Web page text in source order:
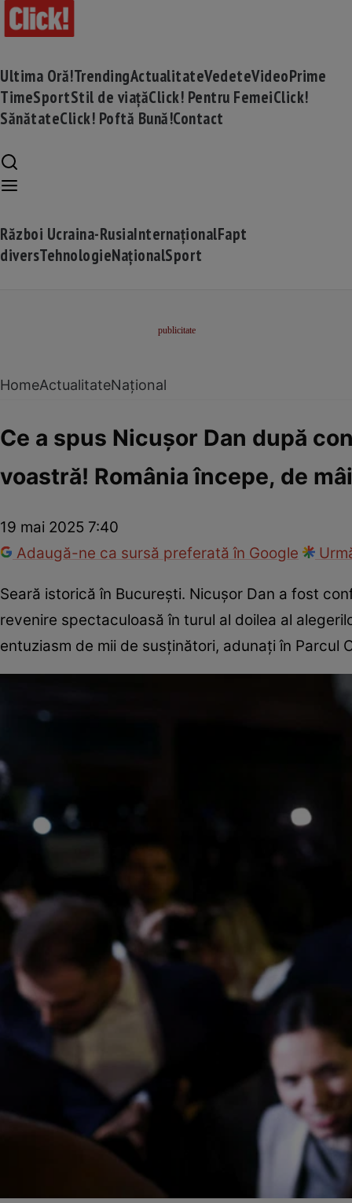
Ultima Oră!TrendingActualitateVedeteVideoPrime
TimeSportStil de viațăClick! Pentru FemeiClick!
SănătateClick! Poftă Bună!Contact
Război Ucraina-RusiaInternaționalFapt
diversTehnologieNaționalSport
HomeActualitateNațional
Ce a spus Nicușor Dan după
voastră! România începe, de
19 mai 2025 7:40
Adaugă-ne ca sursă preferată în Google
Seară istorică în București. Nicușor Dan a fost
revenire spectaculoasă în turul al doilea al
entuziasm de mii de susținători, adunați în Parcul